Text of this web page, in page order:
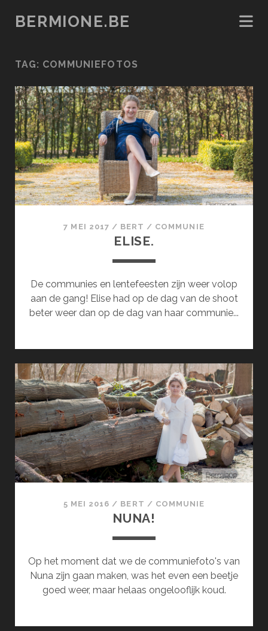
BERMIONE.BE
TAG: COMMUNIEFOTOS
7 MEI 2017 / BERT / COMMUNIE
ELISE.
De communies en lentefeesten zijn weer volop
aan de gang! Elise had op de dag van de shoot
beter weer dan op de dag van haar communie...
5 MEI 2016 / BERT / COMMUNIE
NUNA!
Op het moment dat we de communiefoto's van
Nuna zijn gaan maken, was het even een beetje
goed weer, maar helaas ongelooflijk koud.